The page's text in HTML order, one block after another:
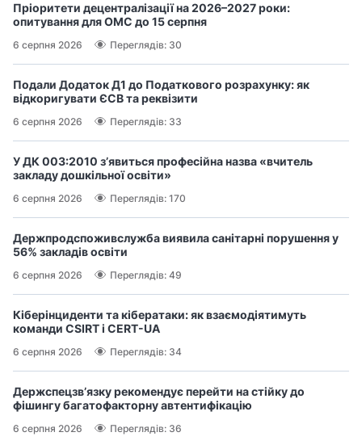
Пріоритети децентралізації на 2026–2027 роки:
опитування для ОМС до 15 серпня
6 серпня 2026 Переглядів: 30
Подали Додаток Д1 до Податкового розрахунку: як
відкоригувати ЄСВ та реквізити
6 серпня 2026 Переглядів: 33
У ДК 003:2010 з’явиться професійна назва «вчитель
закладу дошкільної освіти»
6 серпня 2026 Переглядів: 170
Держпродспоживслужба виявила санітарні порушення у
56% закладів освіти
6 серпня 2026 Переглядів: 49
Кіберінциденти та кібератаки: як взаємодіятимуть
команди CSIRT і CERT-UA
6 серпня 2026 Переглядів: 34
Держспецзв’язку рекомендує перейти на стійку до
фішингу багатофакторну автентифікацію
6 серпня 2026 Переглядів: 36